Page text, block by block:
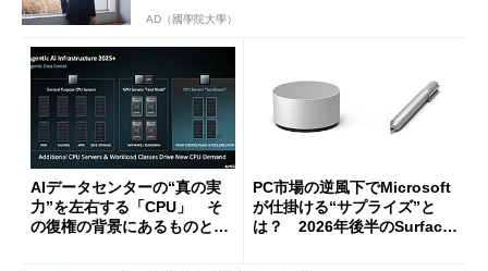
AD（國學院大學）
AIデータセンターの“真の実
力”を左右する「CPU」 そ
の復権の背景にあるものと
PC市場の逆風下でMicrosoft
が仕掛ける“サプライズ”と
は？ 2026年後半のSurface